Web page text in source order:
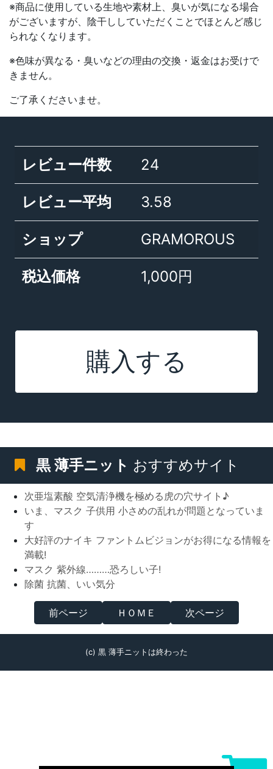
※商品に使用している生地や素材上、臭いが気になる場合
がございますが、陰干ししていただくことでほとんど感じ
られなくなります。
※色味が異なる・臭いなどの理由の交換・返金はお受けで
きません。
ご了承くださいませ。
レビュー件数 24
レビュー平均 3.58
ショップ GRAMOROUS
税込価格 1,000円
購入する
黒 薄手ニット おすすめサイト
次亜塩素酸 空気清浄機を極める虎の穴サイト♪
いま、マスク 子供用 小さめの乱れが問題となっていま
す
大好評のナイキ ファントムビジョンがお得になる情報を
満載!
マスク 紫外線………恐ろしい子!
除菌 抗菌、いい気分
前ページ ＨＯＭＥ 次ページ
(c) 黒 薄手ニットは終わった